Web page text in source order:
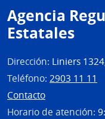
Agencia
Estatales
Dirección: Liniers
Teléfono: 2903 11 11
Contacto
Horario de atención: